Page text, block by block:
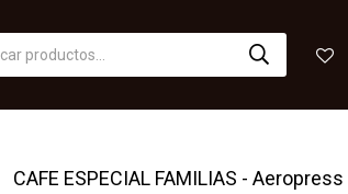
CAFE ESPECIAL FAMILIAS - Aeropress